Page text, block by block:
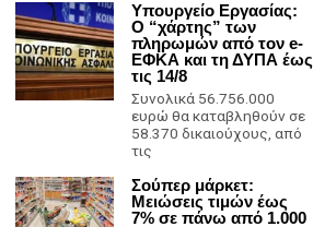
Υπουργείο Εργασίας:
Ο “χάρτης” των
πληρωμών από τον e-
ΕΦΚΑ και τη ΔΥΠΑ έως
τις 14/8
Συνολικά 56.756.000
ευρώ θα καταβληθούν σε
58.370 δικαιούχους, από
τις
Σούπερ μάρκετ:
Μειώσεις τιμών έως
7% σε πάνω από 1.000